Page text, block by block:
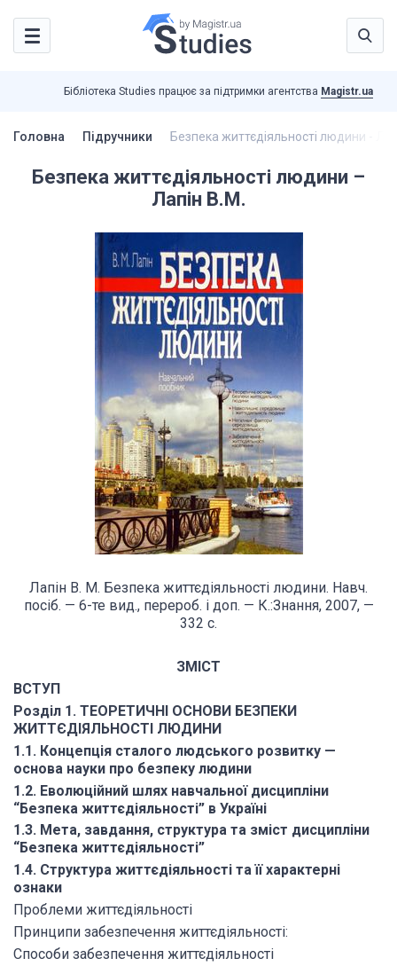
Бібліотека Studies працює за підтримки агентства Magistr.ua
Головна Підручники Безпека життєдіяльності людини -
Безпека життєдіяльності людини –
Лапін В.М.
Лапін В. М. Безпека життєдіяльності людини. Навч.
посіб. — 6-те вид., перероб. і доп. — К.:Знання, 2007, —
332 с.
ЗМІСТ
ВСТУП
Розділ 1. ТЕОРЕТИЧНІ ОСНОВИ БЕЗПЕКИ
ЖИТТЄДІЯЛЬНОСТІ ЛЮДИНИ
1.1. Концепція сталого людського розвитку —
основа науки про безпеку людини
1.2. Еволюційний шлях навчальної дисципліни
“Безпека життєдіяльності” в Україні
1.3. Мета, завдання, структура та зміст дисципліни
“Безпека життєдіяльності”
1.4. Структура життєдіяльності та її характерні
ознаки
Проблеми життєдіяльності
Принципи забезпечення життєдіяльності:
Способи забезпечення життєдіяльності